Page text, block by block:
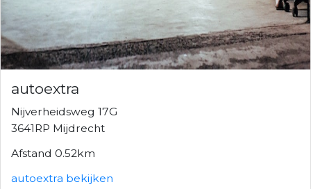
autoextra
Nijverheidsweg 17G
3641RP Mijdrecht
Afstand 0.52km
autoextra bekijken